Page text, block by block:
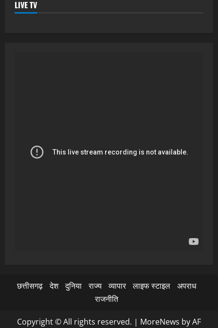
LIVE TV
छत्तीसगढ़ देश दुनिया राज्य व्यापार लाइफ स्टाइल
अपराध
राजनीति
Copyright © All rights reserved. | MoreNews by AF